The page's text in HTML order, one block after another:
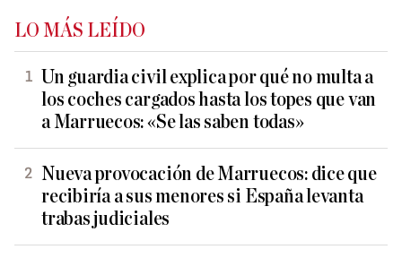
LO MÁS LEÍDO
Un guardia civil explica por qué no multa a
los coches cargados hasta los topes que van
a Marruecos: «Se las saben todas»
Nueva provocación de Marruecos: dice que
recibiría a sus menores si España levanta
trabas judiciales